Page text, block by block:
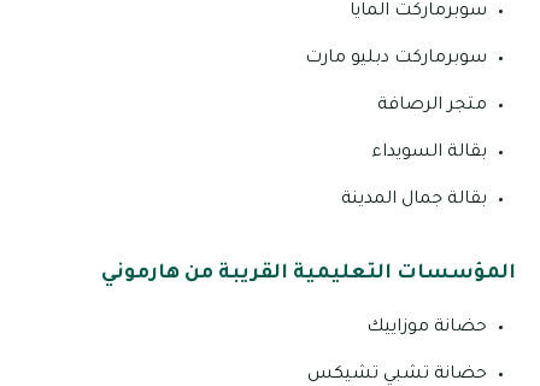
سوبرماركت المايا
سوبرماركت دبليو مارت
متجر الرصافة
بقالة السويداء
بقالة جمال المدينة
المؤسسات التعليمية القريبة من هارموني
حضانة موزاييك
حضانة تشبي تشيكس